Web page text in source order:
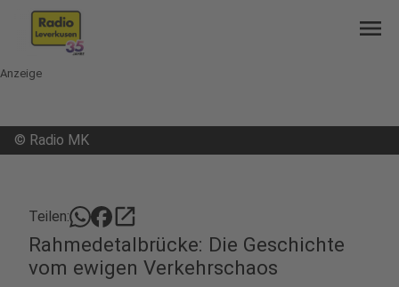
menu
Anzeige
© Radio MK
Teilen: open_in_new
Rahmedetalbrücke: Die Geschichte
vom ewigen Verkehrschaos